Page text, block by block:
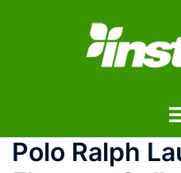
ス
ト
ル
Polo Ralph